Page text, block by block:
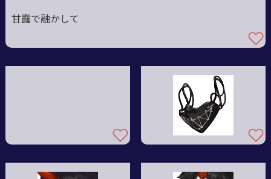
甘露で融かして